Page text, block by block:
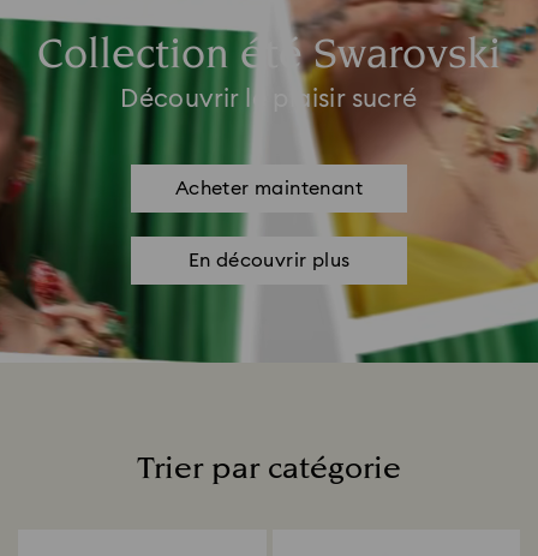
Collection été Swarovski
Découvrir le plaisir sucré
Acheter maintenant
En découvrir plus
Trier par catégorie